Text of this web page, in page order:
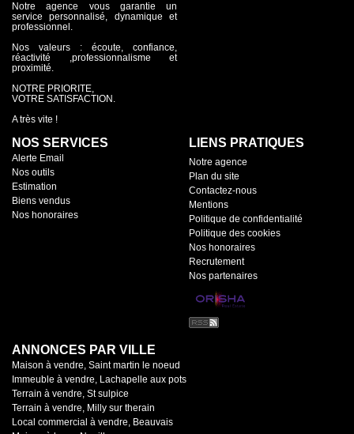
Notre agence vous garantie un
service personnalisé, dynamique et
professionnel.
Nos valeurs : écoute, confiance,
réactivité ,professionnalisme et
proximité.
NOTRE PRIORITE,
VOTRE SATISFACTION.
A très vite !
NOS SERVICES
Alerte Email
Nos outils
Estimation
Biens vendus
Nos honoraires
LIENS PRATIQUES
Notre agence
Plan du site
Contactez-nous
Mentions
Politique de confidentialité
Politique des cookies
Nos honoraires
Recrutement
Nos partenaires
ANNONCES PAR VILLE
Maison à vendre, Saint martin le noeud
Immeuble à vendre, Lachapelle aux pots
Terrain à vendre, St sulpice
Terrain à vendre, Milly sur therain
Local commercial à vendre, Beauvais